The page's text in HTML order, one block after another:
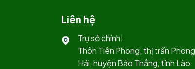
Liên hệ
Trụ sở chính:
Thôn Tiên Phong, thị trấn Phong
Hải, huyện Bảo Thắng, tỉnh Lào